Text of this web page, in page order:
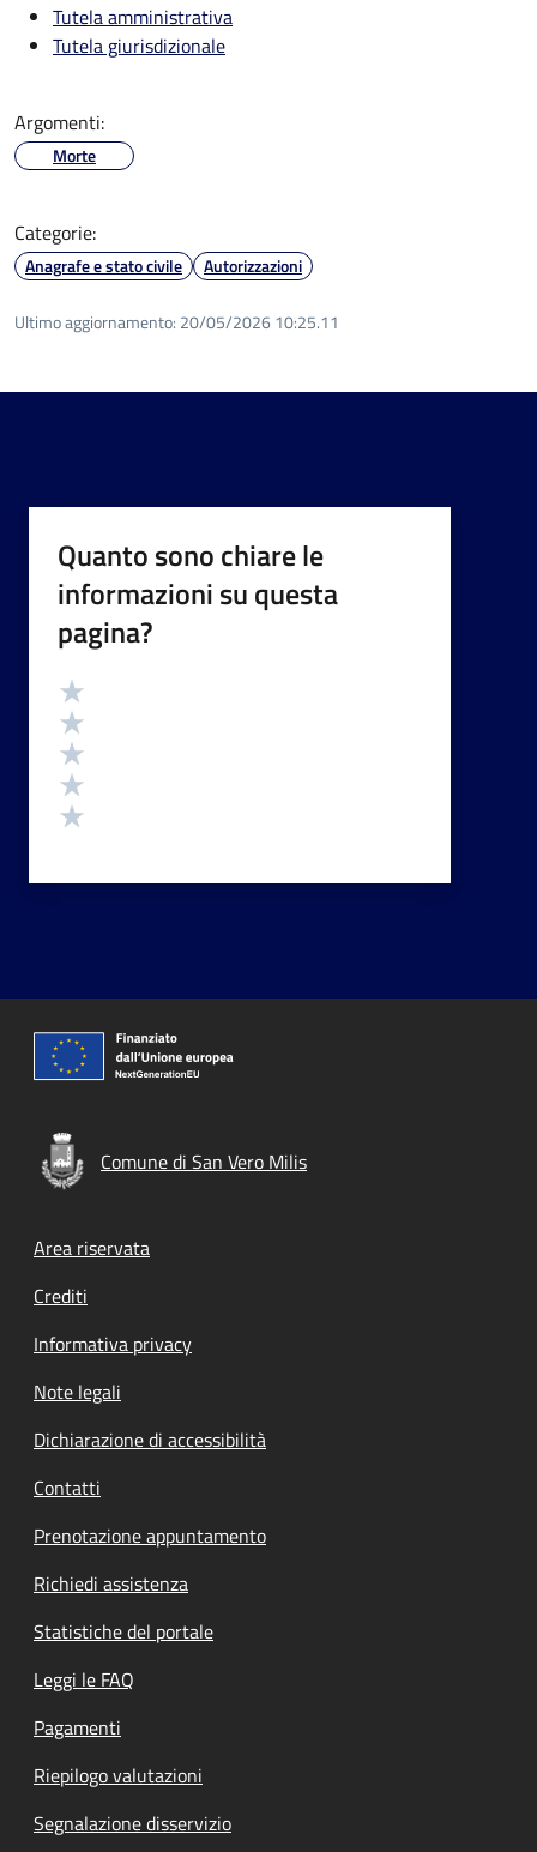
Tutela amministrativa
Tutela giurisdizionale
Argomenti:
Morte
Categorie:
Anagrafe e stato civile Autorizzazioni
Ultimo aggiornamento: 20/05/2026 10:25.11
Quanto sono chiare le
informazioni su questa
pagina?
Valutazione
Comune di San Vero Milis
Footer menu
Area riservata
Crediti
Informativa privacy
Note legali
Dichiarazione di accessibilità
Contatti
Prenotazione appuntamento
Richiedi assistenza
Statistiche del portale
Leggi le FAQ
Pagamenti
Riepilogo valutazioni
Segnalazione disservizio